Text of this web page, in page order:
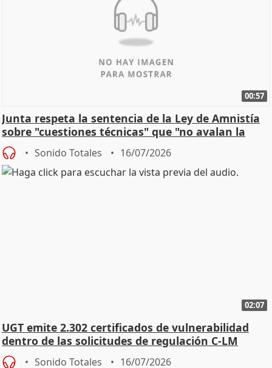
00:57
Junta respeta la sentencia de la Ley de Amnistía
sobre "cuestiones técnicas" que "no avalan la
const
Sonido Totales 16/07/2026
02:07
UGT emite 2.302 certificados de vulnerabilidad
dentro de las solicitudes de regulación C-LM
Sonido Totales 16/07/2026